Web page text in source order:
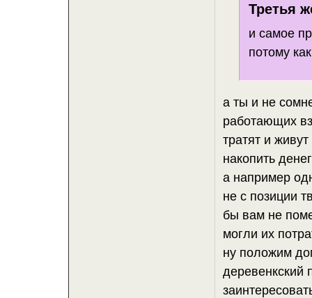
Третья
и самое
потому
а ты и не
работающих
тратят и
накопить
а например
не с позиции
бы вам не
могли их
ну положим
деревенкский